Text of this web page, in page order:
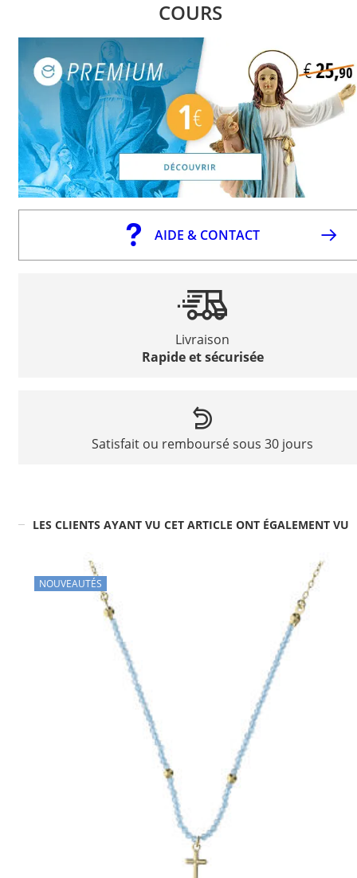
COURS
AIDE & CONTACT
Livraison
Rapide et sécurisée
Satisfait ou remboursé sous 30 jours
LES CLIENTS AYANT VU CET ARTICLE ONT ÉGALEMENT VU
NOUVEAUTÉS